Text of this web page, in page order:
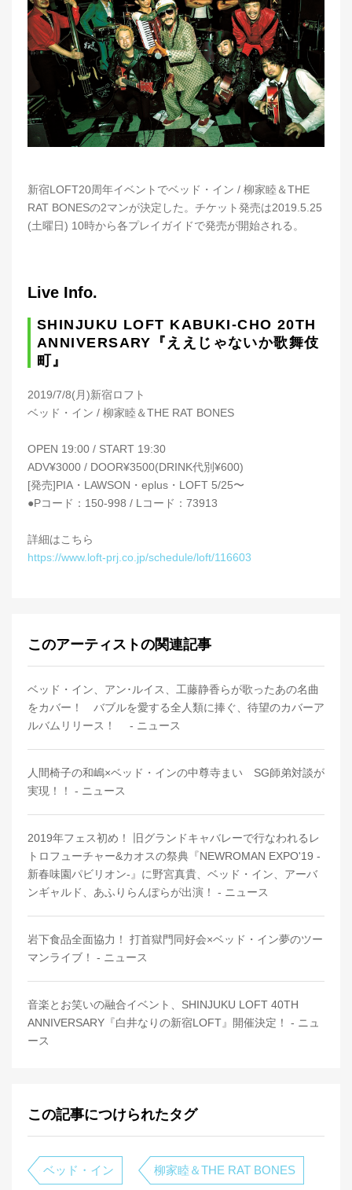
新宿LOFT20周年イベントでベッド・イン / 柳家睦＆THE
RAT BONESの2マンが決定した。チケット発売は2019.5.25
(土曜日) 10時から各プレイガイドで発売が開始される。
Live Info.
SHINJUKU LOFT KABUKI-CHO 20TH
ANNIVERSARY『ええじゃないか歌舞伎
町』
2019/7/8(月)新宿ロフト
ベッド・イン / 柳家睦＆THE RAT BONES
OPEN 19:00 / START 19:30
ADV¥3000 / DOOR¥3500(DRINK代別¥600)
[発売]PIA・LAWSON・eplus・LOFT 5/25〜
●Pコード：150-998 / Lコード：73913
詳細はこちら
https://www.loft-prj.co.jp/schedule/loft/116603
このアーティストの関連記事
ベッド・イン、アン･ルイス、工藤静香らが歌ったあの名曲
をカバー！ バブルを愛する全人類に捧ぐ、待望のカバーア
ルバムリリース！ - ニュース
人間椅子の和嶋×ベッド・インの中尊寺まい SG師弟対談が
実現！！ - ニュース
2019年フェス初め！ 旧グランドキャバレーで行なわれるレ
トロフューチャー&カオスの祭典『NEWROMAN EXPO'19 -
新春味園パビリオン-』に野宮真貴、ベッド・イン、アーバ
ンギャルド、あふりらんぽらが出演！ - ニュース
岩下食品全面協力！ 打首獄門同好会×ベッド・イン夢のツー
マンライブ！ - ニュース
音楽とお笑いの融合イベント、SHINJUKU LOFT 40TH
ANNIVERSARY『白井なりの新宿LOFT』開催決定！ - ニュ
ース
この記事につけられたタグ
ベッド・イン 柳家睦＆THE RAT BONES